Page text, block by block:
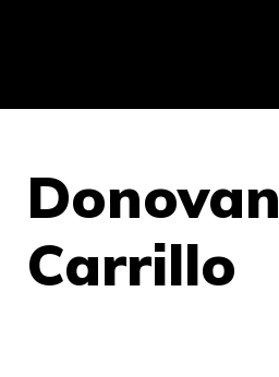
Donovan
Carrillo